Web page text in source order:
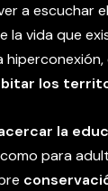
a escuchar
la vida que
los
la
para